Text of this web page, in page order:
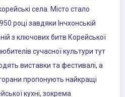
села. Місто стало
році завдяки Інчхонській
з ключових битв Корейської
сучасної культури тут
виставки та фестивалі, а
пропонують найкращі
кухні, зокрема